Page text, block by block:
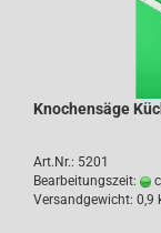
Knochensäge
Art.Nr.: 5201
Bearbeitungszeit:
Versandgewicht: 0,9